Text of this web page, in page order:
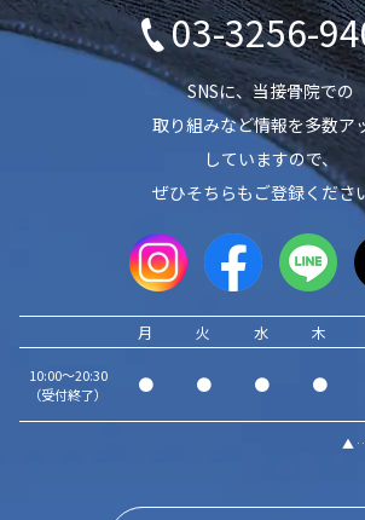
03-3256-
SNSに、当接骨院での
取り組みなど情報を多数ア
していますので、
ぜひそちらもご登録くださ
月 火 水 木
10:00～20:30
（受付終了）
● ● ● ●
▲ …